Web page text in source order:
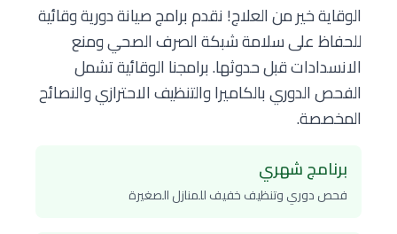
الوقاية خير من العلاج! نقدم برامج صيانة دورية وقائية
للحفاظ على سلامة شبكة الصرف الصحي ومنع
الانسدادات قبل حدوثها. برامجنا الوقائية تشمل
الفحص الدوري بالكاميرا والتنظيف الاحترازي والنصائح
المخصصة.
برنامج شهري
فحص دوري وتنظيف خفيف للمنازل الصغيرة